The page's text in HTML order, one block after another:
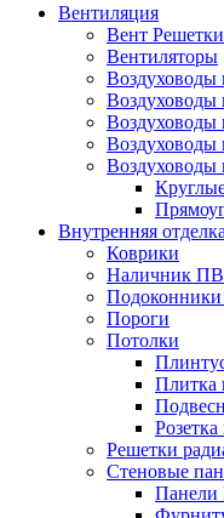
Вентиляция
Вент Решетки
Вентиляторы
Воздуховоды
Воздуховоды
Воздуховоды
Воздуховоды
Воздуховоды
Внутренняя отделка
Коврики
Наличник
Пороги
Потолки
Плитка
Решетки
Стеновые